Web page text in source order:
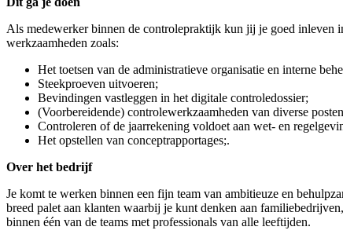
Als medewerker binnen de controlepraktijk kun jij je goed inleven
werkzaamheden zoals:
Het toetsen van de administratieve organisatie en interne
Steekproeven uitvoeren;
Bevindingen vastleggen in het digitale controledossier;
(Voorbereidende) controlewerkzaamheden van diverse
Controleren of de jaarrekening voldoet aan wet- en
Het opstellen van conceptrapportages;.
Over het bedrijf
Je komt te werken binnen een fijn team van ambitieuze en
breed palet aan klanten waarbij je kunt denken aan
binnen één van de teams met professionals van alle leeftijden.